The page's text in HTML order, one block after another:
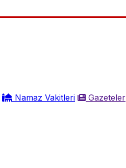
Namaz Vakitleri Gazeteler